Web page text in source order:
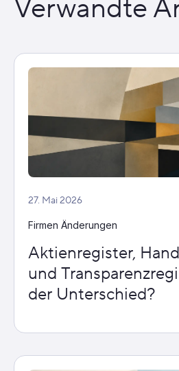
Verwandte
27. Mai 2026
Firmen Änderungen
Aktienregister,
und
der Unterschied?